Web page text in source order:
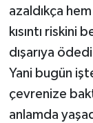
azaldıkça
kısıntı riskini
dışarıya
Yani bugün
çevrenize
anlamda